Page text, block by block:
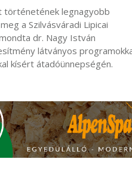
történetének legnagyobb
a Szilvásváradi Lipicai
dr. Nagy István
látványos
kísért átadóünnepségén.